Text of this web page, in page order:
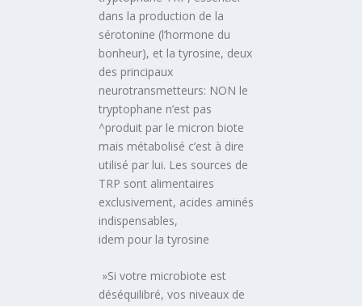
dans la production de la
sérotonine (l’hormone du
bonheur), et la tyrosine, deux
des principaux
neurotransmetteurs: NON le
tryptophane n’est pas
^produit par le micron biote
mais métabolisé c’est à dire
utilisé par lui. Les sources de
TRP sont alimentaires
exclusivement, acides aminés
indispensables,
idem pour la tyrosine
»Si votre microbiote est
déséquilibré, vos niveaux de